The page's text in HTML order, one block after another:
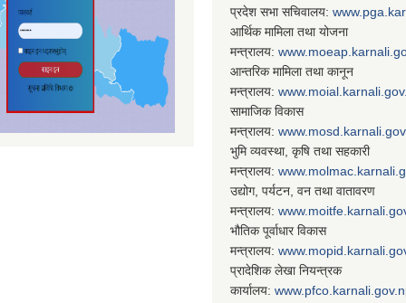
प्रदेश सभा सचिवालय: www.
आर्थिक मामिला तथा योजना
मन्त्रालय: www.
आन्तरिक मामिला तथा कानून
मन्त्रालय: www.
सामाजिक विकास
मन्त्रालय: www.
भुमि व्यवस्था, कृषि तथा सहकारी
मन्त्रालय: www.
उद्योग, पर्यटन, वन तथा वातावरण
मन्त्रालय: www.
भौतिक पूर्वाधार विकास
मन्त्रालय: www.
प्रादेशिक लेखा नियन्त्रक
कार्यालय: www.